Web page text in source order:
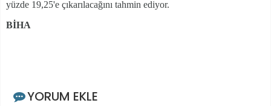
yüzde 19,25'e çıkarılacağını tahmin ediyor.
BİHA
YORUM EKLE